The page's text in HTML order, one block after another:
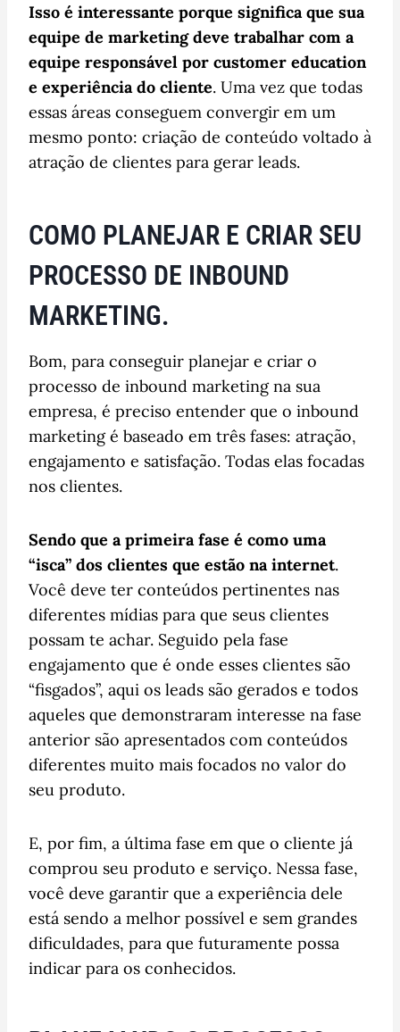
Isso é interessante porque significa que sua
equipe de marketing deve trabalhar com a
equipe responsável por customer education
e experiência do cliente. Uma vez que todas
essas áreas conseguem convergir em um
mesmo ponto: criação de conteúdo voltado à
atração de clientes para gerar leads.
COMO PLANEJAR E CRIAR SEU
PROCESSO DE INBOUND
MARKETING.
Bom, para conseguir planejar e criar o
processo de inbound marketing na sua
empresa, é preciso entender que o inbound
marketing é baseado em três fases: atração,
engajamento e satisfação. Todas elas focadas
nos clientes.
Sendo que a primeira fase é como uma
“isca” dos clientes que estão na internet.
Você deve ter conteúdos pertinentes nas
diferentes mídias para que seus clientes
possam te achar. Seguido pela fase
engajamento que é onde esses clientes são
“fisgados”, aqui os leads são gerados e todos
aqueles que demonstraram interesse na fase
anterior são apresentados com conteúdos
diferentes muito mais focados no valor do
seu produto.
E, por fim, a última fase em que o cliente já
comprou seu produto e serviço. Nessa fase,
você deve garantir que a experiência dele
está sendo a melhor possível e sem grandes
dificuldades, para que futuramente possa
indicar para os conhecidos.